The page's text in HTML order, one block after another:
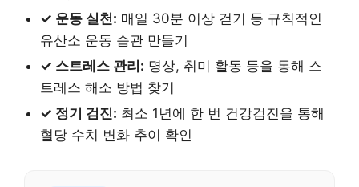
✓ 운동 실천: 매일 30분 이상 걷기 등 규칙적인
유산소 운동 습관 만들기
✓ 스트레스 관리: 명상, 취미 활동 등을 통해 스
트레스 해소 방법 찾기
✓ 정기 검진: 최소 1년에 한 번 건강검진을 통해
혈당 수치 변화 추이 확인